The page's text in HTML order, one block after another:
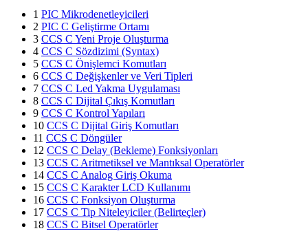
1 PIC Mikrodenetleyicileri
2 PIC C Geliştirme Ortamı
3 CCS C Yeni Proje Oluşturma
4 CCS C Sözdizimi (Syntax)
5 CCS C Önişlemci Komutları
6 CCS C Değişkenler ve Veri Tipleri
7 CCS C Led Yakma Uygulaması
8 CCS C Dijital Çıkış Komutları
9 CCS C Kontrol Yapıları
10 CCS C Dijital Giriş Komutları
11 CCS C Döngüler
12 CCS C Delay (Bekleme) Fonksiyonları
13 CCS C Aritmetiksel ve Mantıksal Operatörler
14 CCS C Analog Giriş Okuma
15 CCS C Karakter LCD Kullanımı
16 CCS C Fonksiyon Oluşturma
17 CCS C Tip Niteleyiciler (Belirteçler)
18 CCS C Bitsel Operatörler